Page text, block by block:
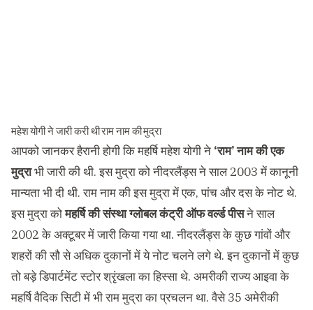
महेश योगी ने जारी करी थी राम नाम की मुद्रा
आपको जानकर हैरानी होगी कि महर्षि महेश योगी ने ‘राम’ नाम की एक
मुद्राभी जारी की थी. इस मुद्रा को नीदरलैंड्स ने साल 2003 में कानूनी
मान्यता भी दी थी. राम नाम की इस मुद्रा में एक, पांच और दस के नोट थे.
इस मुद्रा कोमहर्षि की संस्था ग्लोबल कंट्री ऑफ वर्ल्ड पीसने साल
2002 के अक्टूबर में जारी किया गया था. नीदरलैंड्स के कुछ गांवों और
शहरों की सौ से अधिक दुकानों में ये नोट चलने लगे थे. इन दुकानों में कुछ
तो बड़े डिपार्टमेंट स्टोर श्रृंखला का हिस्सा थे. अमरीकी राज्य आइवा के
महर्षि वैदिक सिटी में भी राम मुद्रा का प्रचलन था. वैसे 35 अमेरीकी